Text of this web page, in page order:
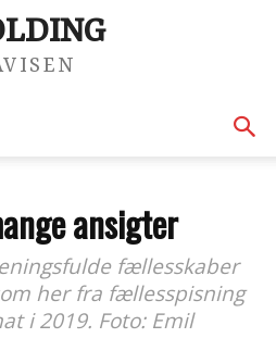
ansigter
fællesskaber
her fra fællesspisning
i 2019. Foto: Emil